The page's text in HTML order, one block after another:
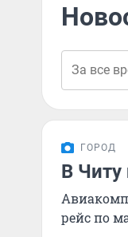
ГОРОД
В Читу
рейс по